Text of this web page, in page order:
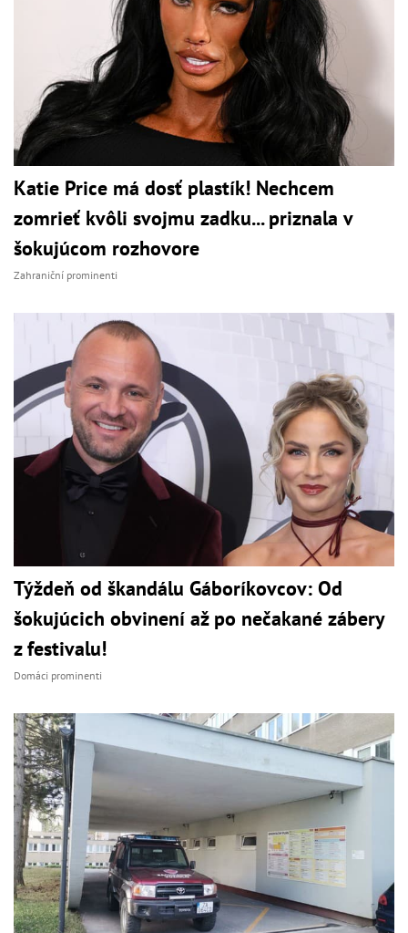
Katie Price má dosť plastík! Nechcem
zomrieť kvôli svojmu zadku... priznala v
šokujúcom rozhovore
Zahraniční prominenti
Týždeň od škandálu Gáboríkovcov: Od
šokujúcich obvinení až po nečakané zábery
z festivalu!
Domáci prominenti